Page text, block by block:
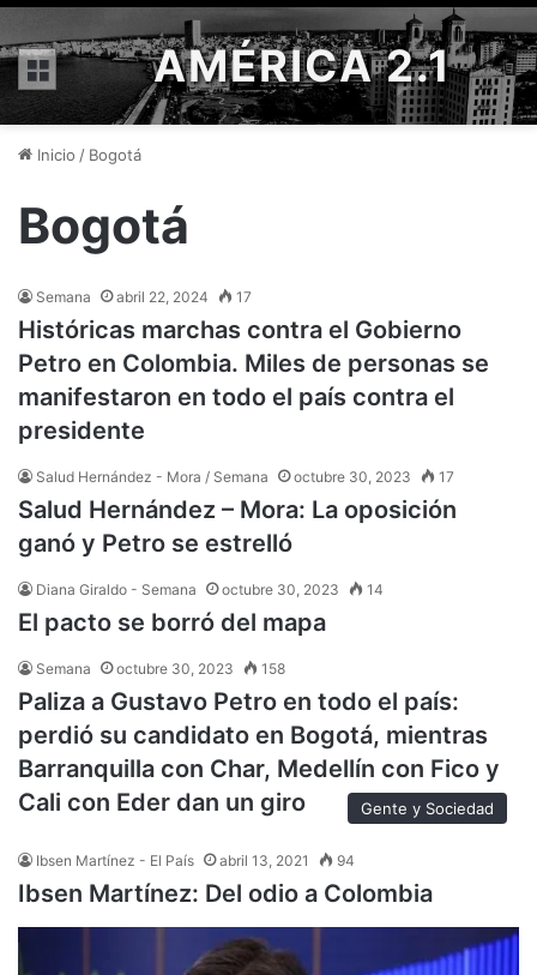
Menú AMÉRICA 2.1
Inicio / Bogotá
Bogotá
Semana abril 22, 2024 17
Históricas marchas contra el Gobierno
Petro en Colombia. Miles de personas se
manifestaron en todo el país contra el
presidente
Salud Hernández - Mora / Semana octubre 30, 2023 17
Salud Hernández – Mora: La oposición
ganó y Petro se estrelló
Diana Giraldo - Semana octubre 30, 2023 14
El pacto se borró del mapa
Semana octubre 30, 2023 158
Paliza a Gustavo Petro en todo el país:
perdió su candidato en Bogotá, mientras
Barranquilla con Char, Medellín con Fico y
Cali con Eder dan un giro
Gente y Sociedad
Ibsen Martínez - El País abril 13, 2021 94
Ibsen Martínez: Del odio a Colombia